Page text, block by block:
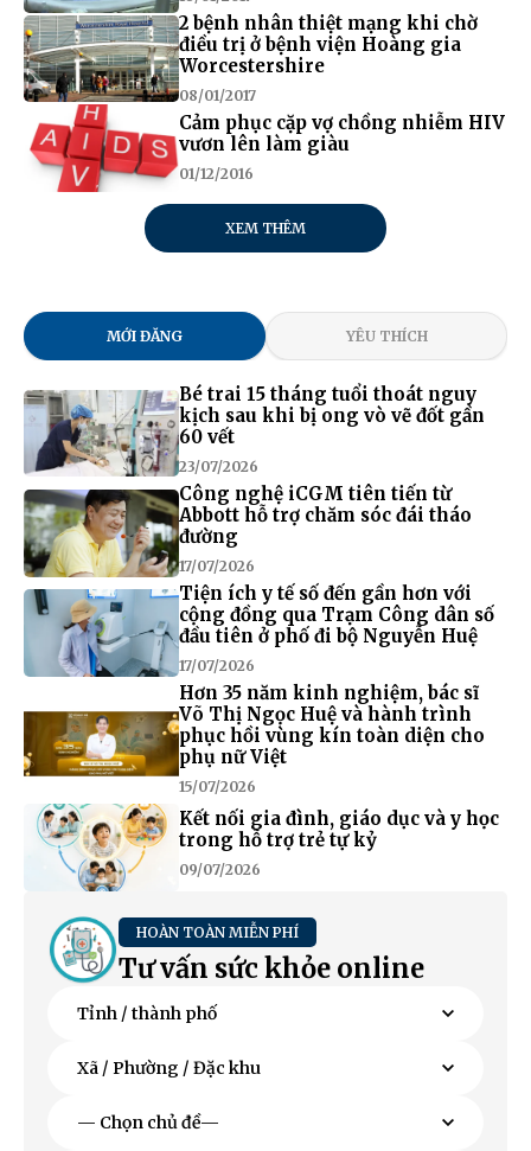
2 bệnh nhân thiệt mạng khi chờ
điều trị ở bệnh viện Hoàng gia
Worcestershire
08/01/2017
Cảm phục cặp vợ chồng nhiễm HIV
vươn lên làm giàu
01/12/2016
XEM THÊM
MỚI ĐĂNG YÊU THÍCH
Bé trai 15 tháng tuổi thoát nguy
kịch sau khi bị ong vò vẽ đốt gần
60 vết
23/07/2026
Công nghệ iCGM tiên tiến từ
Abbott hỗ trợ chăm sóc đái tháo
đường
17/07/2026
Tiện ích y tế số đến gần hơn với
cộng đồng qua Trạm Công dân số
đầu tiên ở phố đi bộ Nguyễn Huệ
17/07/2026
Hơn 35 năm kinh nghiệm, bác sĩ
Võ Thị Ngọc Huệ và hành trình
phục hồi vùng kín toàn diện cho
phụ nữ Việt
15/07/2026
Kết nối gia đình, giáo dục và y học
trong hỗ trợ trẻ tự kỷ
09/07/2026
HOÀN TOÀN MIỄN PHÍ
Tư vấn sức khỏe online